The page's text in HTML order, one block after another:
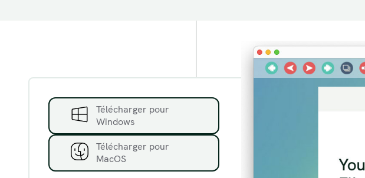
Télécharger pour
Windows
Télécharger pour
MacOS